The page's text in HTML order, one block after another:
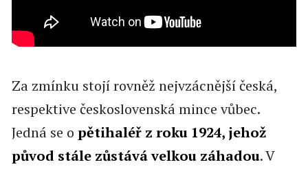
Za zmínku stojí rovněž nejvzácnější česká,
respektive československá mince vůbec.
Jedná se o pětihaléř z roku 1924, jehož
původ stále zůstává velkou záhadou. V